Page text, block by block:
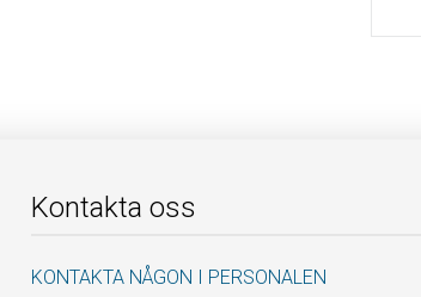
Kontakta oss
KONTAKTA NÅGON I PERSONALEN